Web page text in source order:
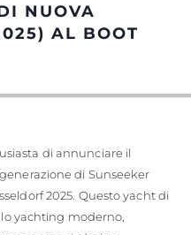
NUOVA
AL BOOT
di annunciare il
di Sunseeker
2025. Questo yacht di
yachting moderno,